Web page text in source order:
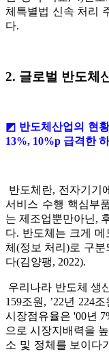
체특별법 신속 처리
다.
2. 글로벌 반도체
◩ 반도체산업의 현
13%, 10%p 급격한
반도체란, 전자기기
서비스 수행 핵심부
는 제조업뿐만아닌,
다. 반도체는 크게
체(정보 처리)로 구분
다(김양팽, 2022).
우리나라 반도체 생
159조원, ’22년 224
시장점유율은 '00년
으로 시장지배력을
소 및 정체를 보이다